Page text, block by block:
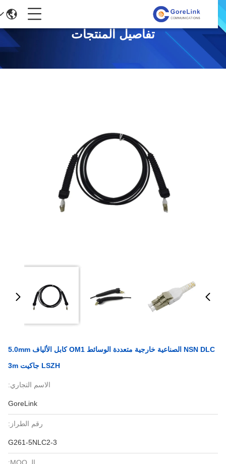
تفاصيل المنتجات
NSN DLC الصناعية خارجية متعددة الوسائط OM1 كابل الألياف 5.0mm
LSZH جاكيت 3m
الاسم التجاري:
GoreLink
رقم الطراز:
G261-5NLC2-3